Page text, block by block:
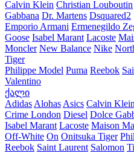
Calvin Klein Christian Louboutin
Gabbana Dr. Martens Dsquared2
Emporio Armani Ermenegildo
Goose Isabel Marant Lacoste
Moncler New Balance Nike
Tiger
Philippe Model Puma Reebok
Valentino
ქალი
Adidas Alohas Asics Calvin Klein
Crime London Diesel Dolce
Isabel Marant Lacoste Maison
Off-White On Onitsuka Tiger
Reebok Saint Laurent Salomon